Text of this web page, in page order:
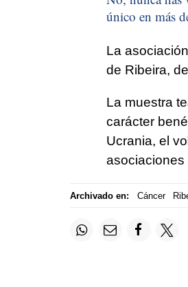
único en más
La
de Ribeira,
La muestra
carácter
Ucrania, el
asociaciones
Archivado en: Cáncer